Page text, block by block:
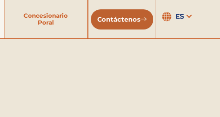
Concesionario
Poral
Contáctenos ES